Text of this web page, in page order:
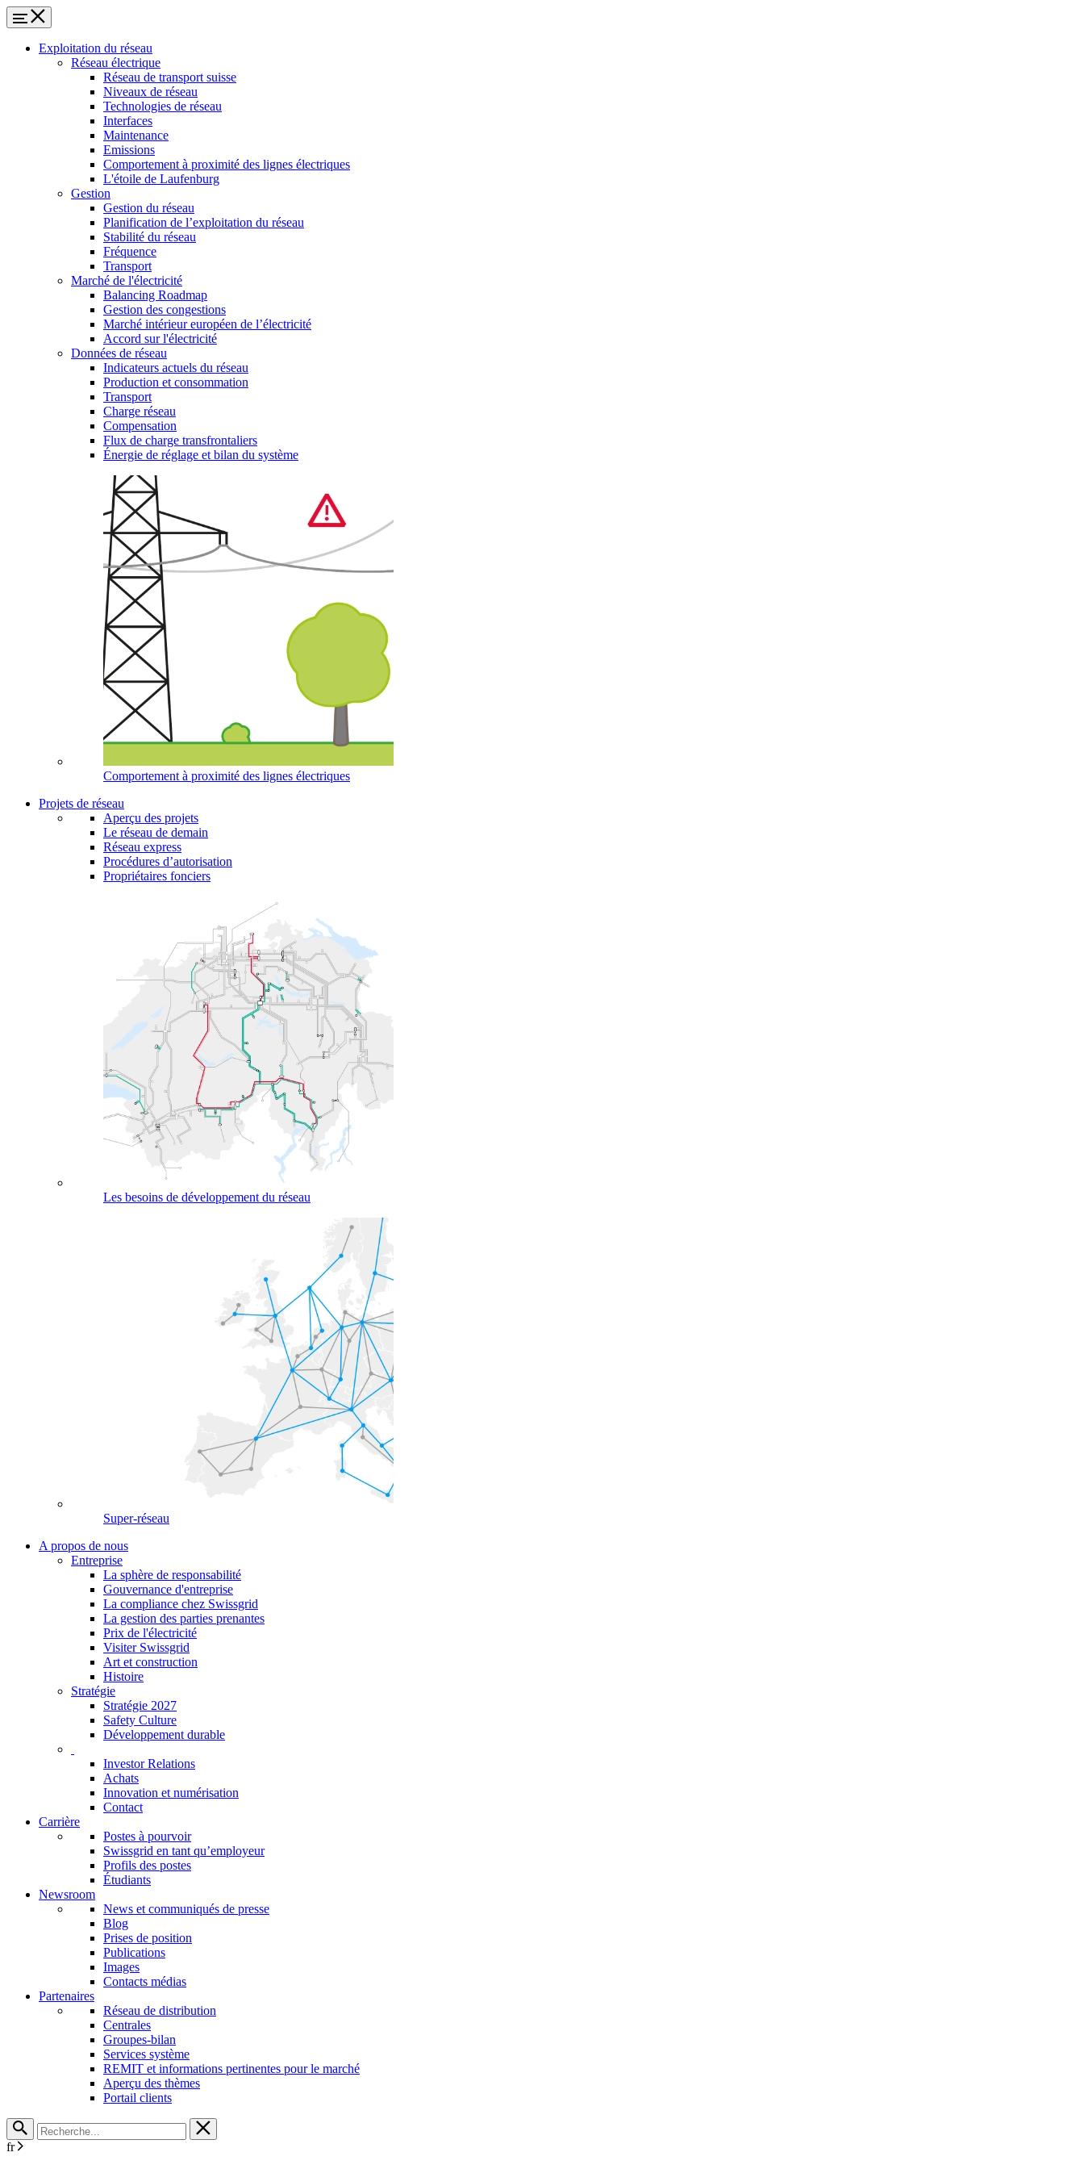
Exploitation du réseau
Réseau électrique
Réseau de transport suisse
Niveaux de réseau
Technologies de réseau
Interfaces
Maintenance
Emissions
Comportement à proximité des lignes électriques
L'étoile de Laufenburg
Gestion
Gestion du réseau
Planification de l’exploitation du réseau
Stabilité du réseau
Fréquence
Transport
Marché de l'électricité
Balancing Roadmap
Gestion des congestions
Marché intérieur européen de l’électricité
Accord sur l'électricité
Données de réseau
Indicateurs actuels du réseau
Production et consommation
Transport
Charge réseau
Compensation
Flux de charge transfrontaliers
Énergie de réglage et bilan du système
Comportement à proximité des lignes électriques
Projets de réseau
Aperçu des projets
Le réseau de demain
Réseau express
Procédures d’autorisation
Propriétaires fonciers
Les besoins de développement du réseau
Super-réseau
A propos de nous
Entreprise
La sphère de responsabilité
Gouvernance d'entreprise
La compliance chez Swissgrid
La gestion des parties prenantes
Prix de l'électricité
Visiter Swissgrid
Art et construction
Histoire
Stratégie
Stratégie 2027
Safety Culture
Développement durable
Investor Relations
Achats
Innovation et numérisation
Contact
Carrière
Postes à pourvoir
Swissgrid en tant qu’employeur
Profils des postes
Étudiants
Newsroom
News et communiqués de presse
Blog
Prises de position
Publications
Images
Contacts médias
Partenaires
Réseau de distribution
Centrales
Groupes-bilan
Services système
REMIT et informations pertinentes pour le marché
Aperçu des thèmes
Portail clients
fr